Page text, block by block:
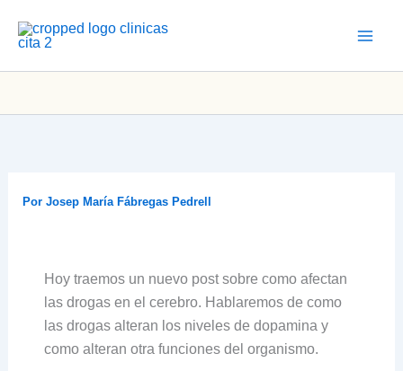
Por Josep María Fábregas Pedrell
Hoy traemos un nuevo post sobre como afectan
las drogas en el cerebro. Hablaremos de como
las drogas alteran los niveles de dopamina y
como alteran otra funciones del organismo.